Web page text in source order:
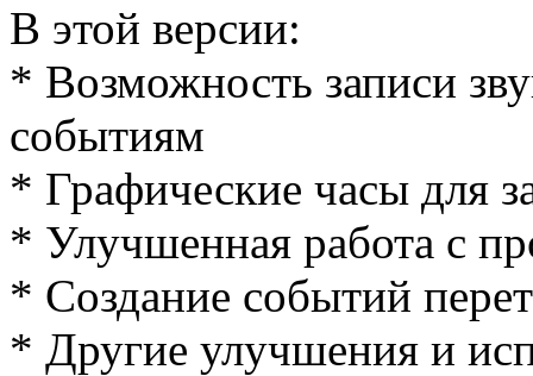
В этой версии:
* Возможность записи
событиям
* Графические часы для
* Улучшенная работа с
* Создание событий
* Другие улучшения и